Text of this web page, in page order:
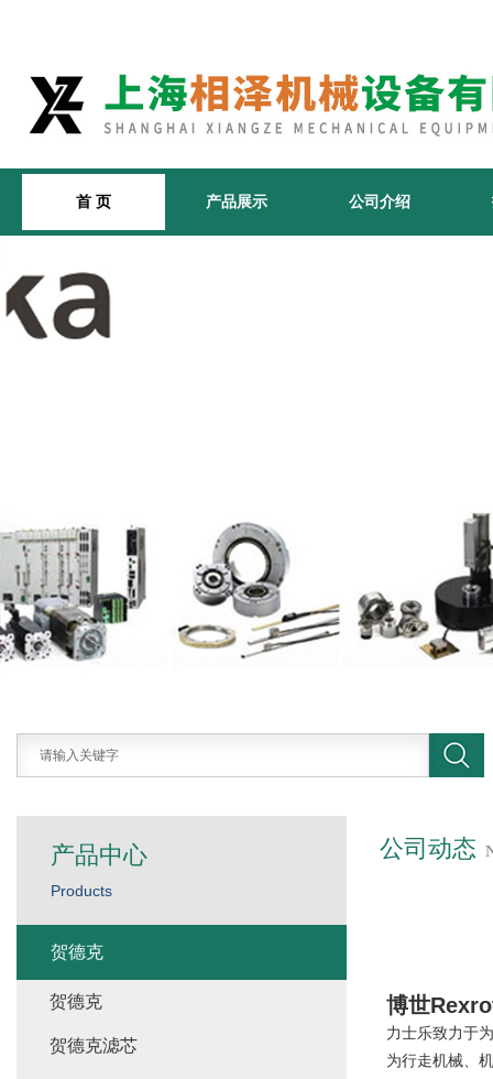
首 页 产品展示 公司介绍
公司动态
博世
力士乐致力于
为行走机械、
产品中心
Products
贺德克
贺德克
贺德克滤芯